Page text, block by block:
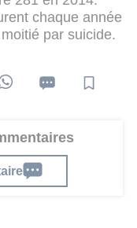
chaque année
par suicide.